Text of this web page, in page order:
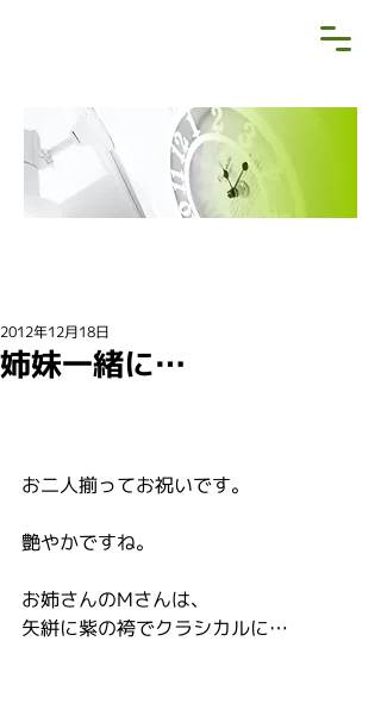
姉妹一緒に…
2012年12月18日
お二人揃ってお祝いです。
艶やかですね。
お姉さんのMさんは、
矢絣に紫の袴でクラシカルに…